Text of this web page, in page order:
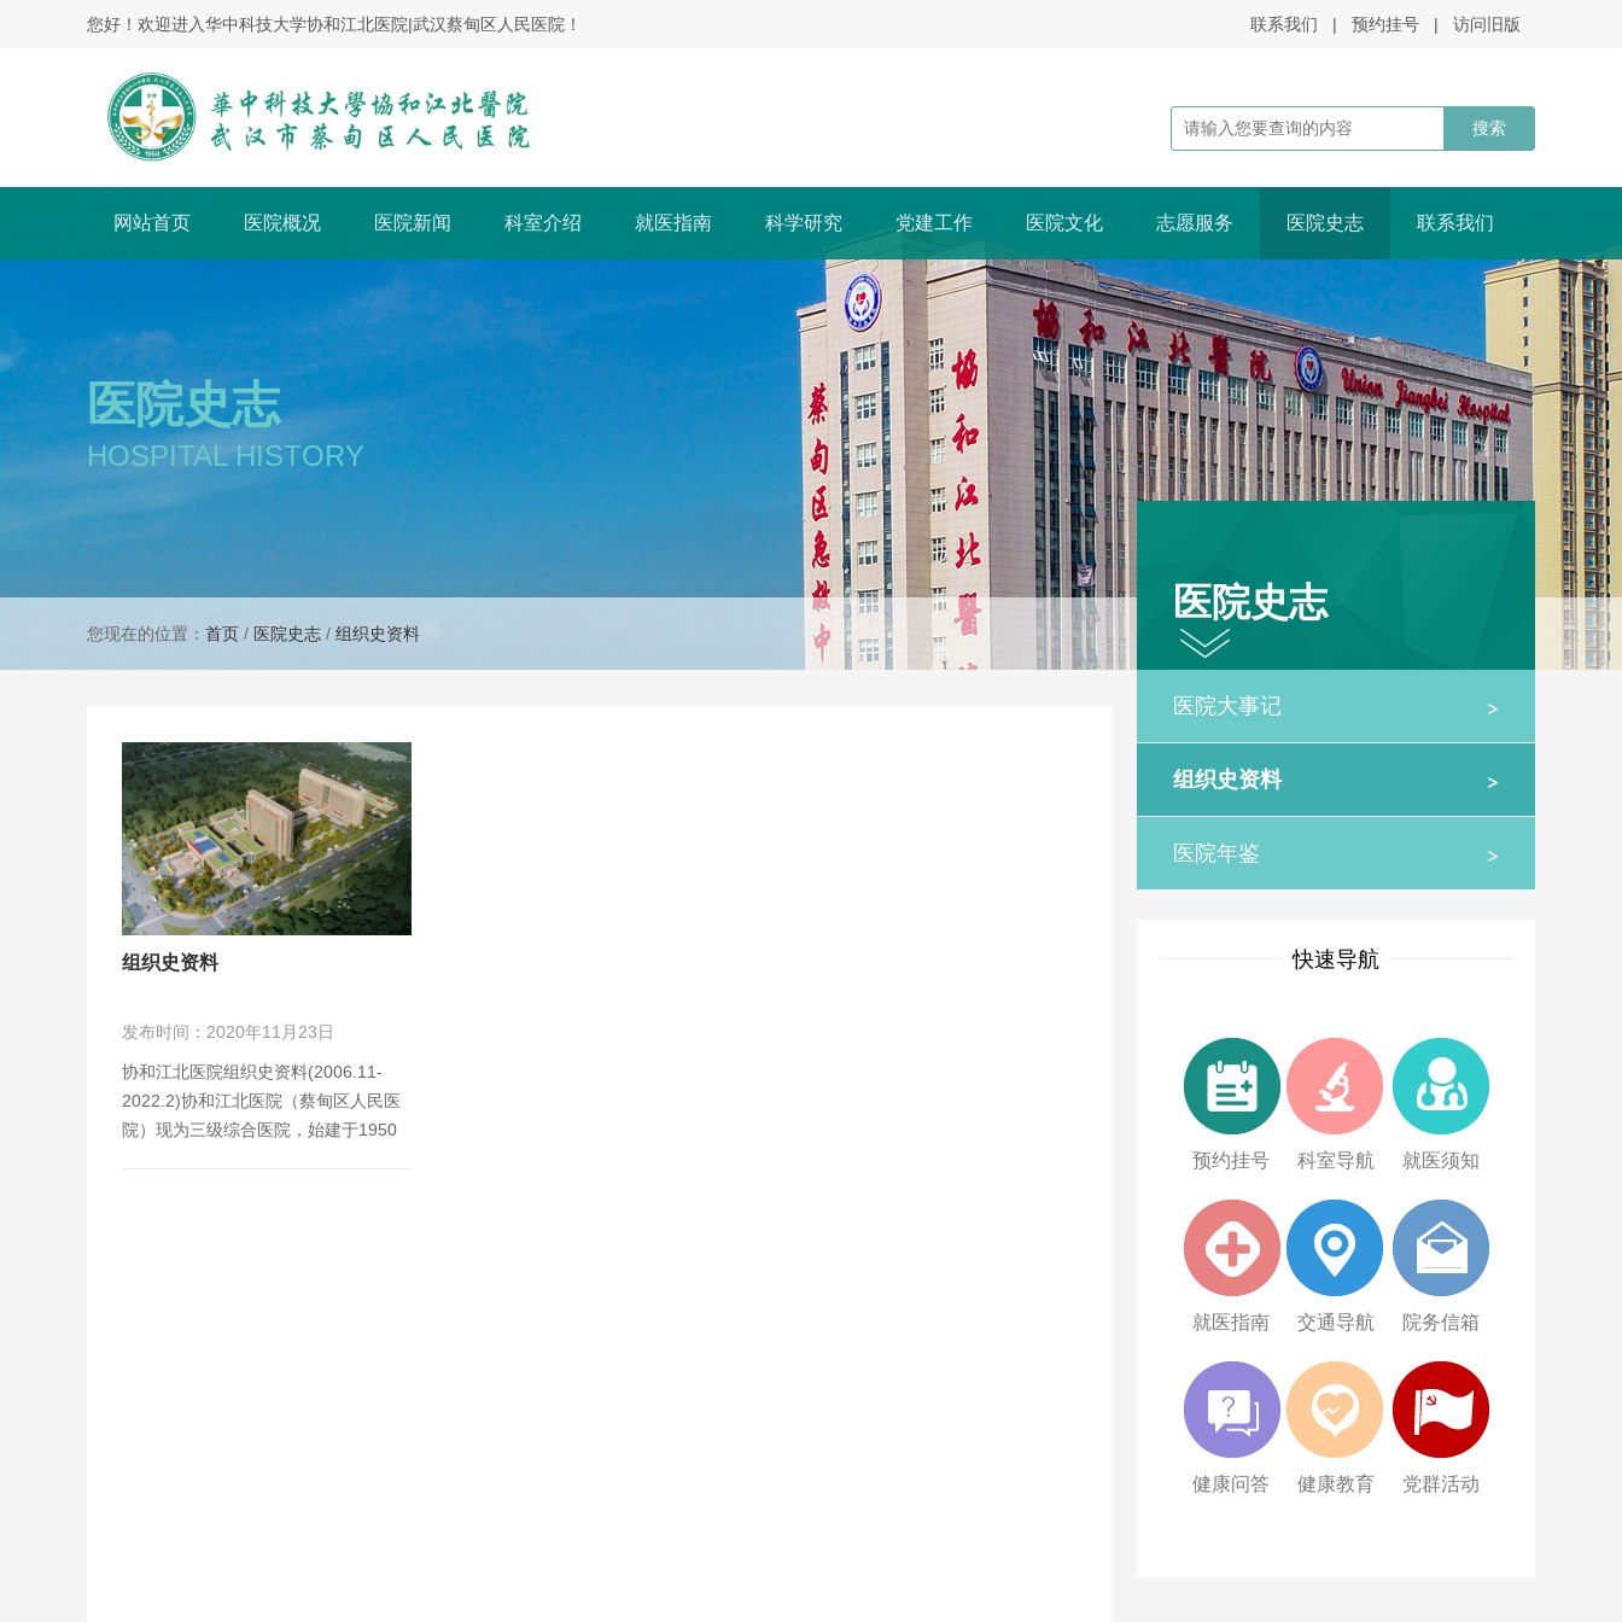
您好！欢迎进入华中科技大学协和江北医院|武汉蔡甸区人民医院！ 联系我们 | 预约挂号 | 访问旧版
网站首页 医院概况 医院新闻 科室介绍 就医指南 科学研究 党建工作 医院文化 志愿服务 医院史志 联系我们
医院史志
HOSPITAL HISTORY
您现在的位置： 首页 / 医院史志 / 组织史资料
医院史志
>
医院大事记
>
组织史资料
>
医院年鉴
快速导航
预约挂号 科室导航 就医须知
就医指南 交通导航 院务信箱
健康问答 健康教育 党群活动
组织史资料
发布时间：2020年11月23日
协和江北医院组织史资料(2006.11-
2022.2)协和江北医院（蔡甸区人民医
院）现为三级综合医院，始建于1950